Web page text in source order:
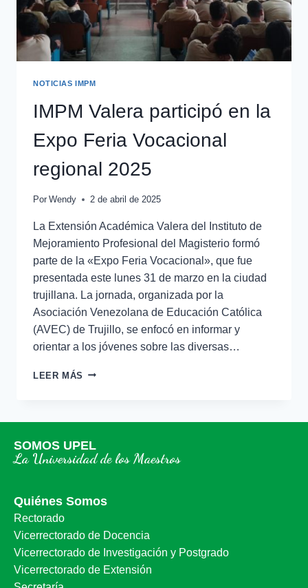
NOTICIAS IMPM
IMPM Valera participó en la
Expo Feria Vocacional
regional 2025
Por Wendy 2 de abril de 2025
La Extensión Académica Valera del Instituto de
Mejoramiento Profesional del Magisterio formó
parte de la «Expo Feria Vocacional», que fue
presentada este lunes 31 de marzo en la ciudad
trujillana. La jornada, organizada por la
Asociación Venezolana de Educación Católica
(AVEC) de Trujillo, se enfocó en informar y
orientar a los jóvenes sobre las diversas…
LEER MÁS
SOMOS UPEL
La Universidad de los Maestros
Quiénes Somos
Rectorado
Vicerrectorado de Docencia
Vicerrectorado de Investigación y Postgrado
Vicerrectorado de Extensión